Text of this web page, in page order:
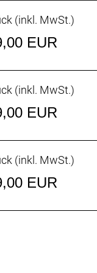
Team Lidl-Trek
als
die
oder
mit dem
(inkl. MwSt.)
EUR
(inkl. MwSt.)
EUR
(inkl. MwSt.)
EUR